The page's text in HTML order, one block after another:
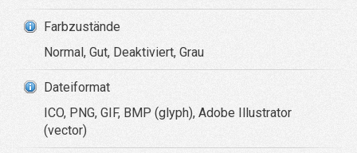
Farbzustände
Normal, Gut, Deaktiviert, Grau
Dateiformat
ICO, PNG, GIF, BMP (glyph), Adobe Illustrator
(vector)